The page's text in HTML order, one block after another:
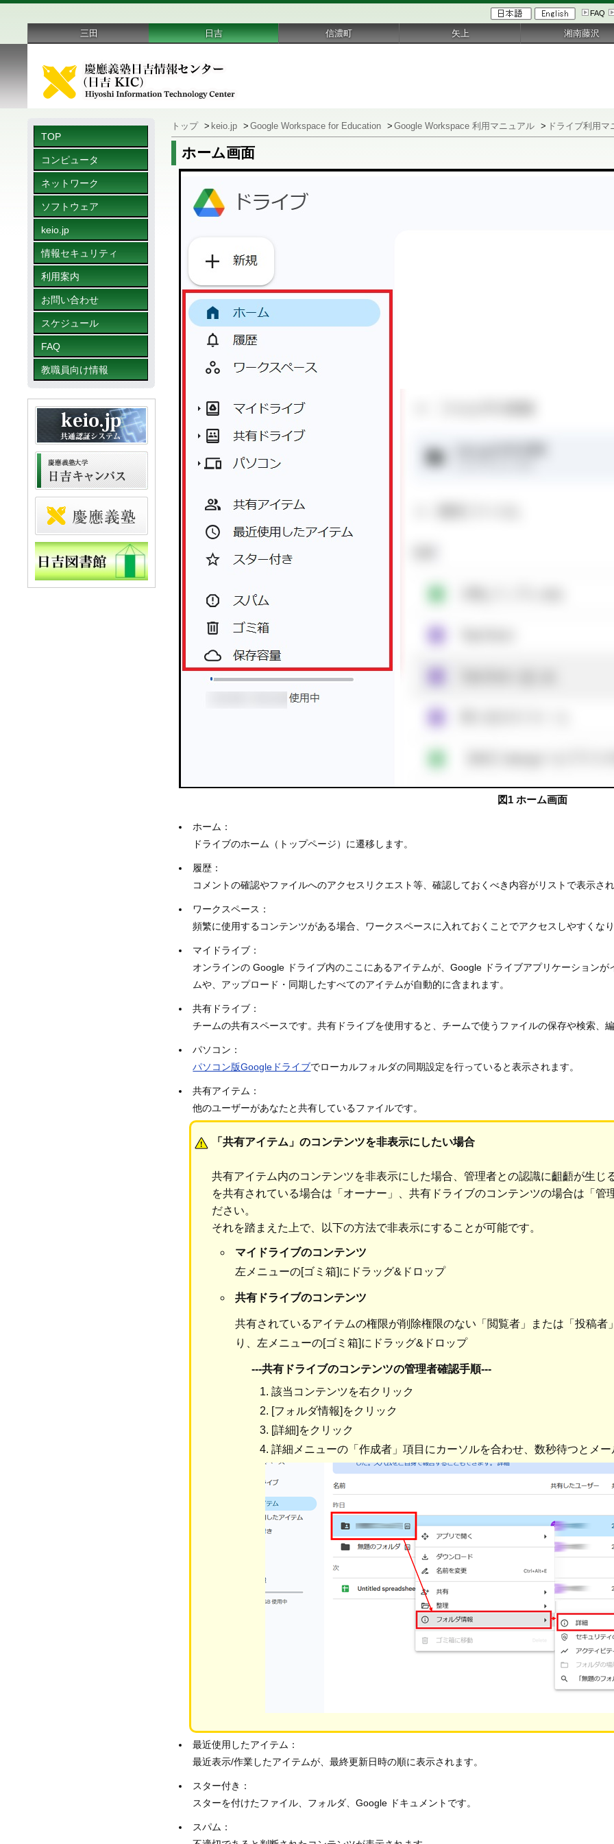
FAQ
TOP
コンピュータ
ネットワーク
ソフトウェア
keio.jp
情報セキュリティ
利用案内
お問い合わせ
スケジュール
FAQ
教職員向け情報
トップ > keio.jp > Google Workspace for Education > Google Workspace 利用マニュアル > ドライブ利用
ホーム画面
図1 ホーム画面
ホーム：
ドライブのホーム（トップページ）に遷移します。
履歴：
コメントの確認やファイルへのアクセスリクエスト等、確認しておくべき内容がリストで表示さ
ワークスペース：
頻繁に使用するコンテンツがある場合、ワークスペースに入れておくことでアクセスしやすくな
マイドライブ：
オンラインの Google ドライブ内のここにあるアイテムが、Google ドライブアプリケーション
ムや、アップロード・同期したすべてのアイテムが自動的に含まれます。
共有ドライブ：
チームの共有スペースです。共有ドライブを使用すると、チームで使うファイルの保存や検索、
パソコン：
パソコン版Googleドライブでローカルフォルダの同期設定を行っていると表示されます。
共有アイテム：
他のユーザーがあなたと共有しているファイルです。
「共有アイテム」のコンテンツを非表示にしたい場合
共有アイテム内のコンテンツを非表示にした場合、管理者との認識に齟齬が生
を共有されている場合は「オーナー」、共有ドライブのコンテンツの場合は「
ださい。
それを踏まえた上で、以下の方法で非表示にすることが可能です。
マイドライブのコンテンツ
左メニューの[ゴミ箱]にドラッグ&ドロップ
共有ドライブのコンテンツ
共有されているアイテムの権限が削除権限のない「閲覧者」または「投稿者
り、左メニューの[ゴミ箱]にドラッグ&ドロップ
---共有ドライブのコンテンツの管理者確認手順---
該当コンテンツを右クリック
[フォルダ情報]をクリック
[詳細]をクリック
詳細メニューの「作成者」項目にカーソルを合わせ、数秒待つとメ
最近使用したアイテム：
最近表示/作業したアイテムが、最終更新日時の順に表示されます。
スター付き：
スターを付けたファイル、フォルダ、Google ドキュメントです。
スパム：
三田 日吉 信濃町 矢上 湘南藤沢